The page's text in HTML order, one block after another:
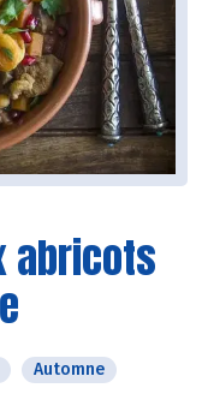
abricots
Automne